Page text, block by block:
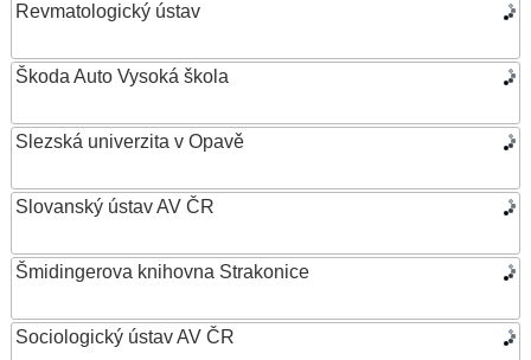
Revmatologický ústav
Škoda Auto Vysoká škola
Slezská univerzita v Opavě
Slovanský ústav AV ČR
Šmidingerova knihovna Strakonice
Sociologický ústav AV ČR